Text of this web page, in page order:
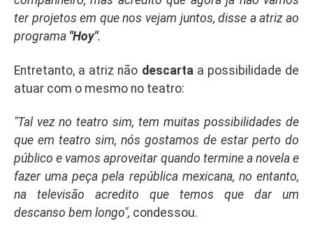
ter projetos em que nos vejam juntos, disse a atriz ao
programa "Hoy".
Entretanto, a atriz não descarta a possibilidade de
atuar com o mesmo no teatro:
"Tal vez no teatro sim, tem muitas possibilidades de
que em teatro sim, nós gostamos de estar perto do
público e vamos aproveitar quando termine a novela e
fazer uma peça pela república mexicana, no entanto,
na televisão acredito que temos que dar um
descanso bem longo", condessou.